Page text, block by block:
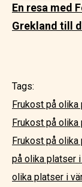
En resa med
Grekland till
Tags:
Frukost på
Frukost på
Frukost på
på olika platser
olika platser i